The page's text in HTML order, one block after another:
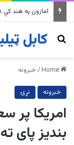
په وینزویلا کې
Search for
/خبرونه
خبرونه نړۍ
امریکا پر
بنديز پای